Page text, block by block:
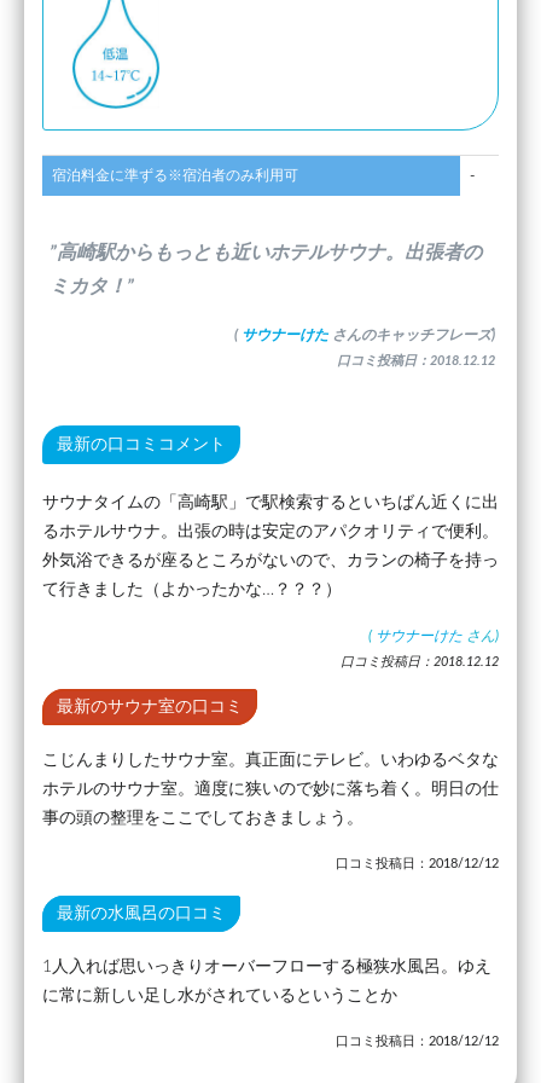
宿泊料金に準ずる※宿泊者のみ利用可 -
”高崎駅からもっとも近いホテルサウナ。出張者の
ミカタ！”
( サウナーけた さんのキャッチフレーズ)
口コミ投稿日：2018.12.12
最新の口コミコメント
サウナタイムの「高崎駅」で駅検索するといちばん近くに出
るホテルサウナ。出張の時は安定のアパクオリティで便利。
外気浴できるが座るところがないので、カランの椅子を持っ
て行きました（よかったかな…？？？）
( サウナーけた さん)
口コミ投稿日：2018.12.12
最新のサウナ室の口コミ
こじんまりしたサウナ室。真正面にテレビ。いわゆるベタな
ホテルのサウナ室。適度に狭いので妙に落ち着く。明日の仕
事の頭の整理をここでしておきましょう。
口コミ投稿日：2018/12/12
最新の水風呂の口コミ
1人入れば思いっきりオーバーフローする極狭水風呂。ゆえ
に常に新しい足し水がされているということか
口コミ投稿日：2018/12/12